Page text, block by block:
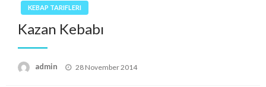
KEBAP TARIFLERI
Kazan Kebabı
admin
Posted
28 November 2014